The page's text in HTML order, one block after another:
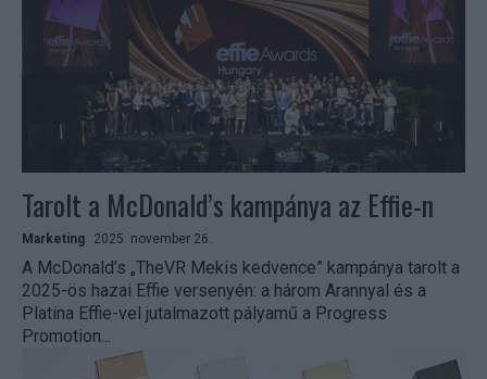
Tarolt a McDonald’s kampánya az Effie-n
Marketing 2025. november 26.
A McDonald’s „TheVR Mekis kedvence” kampánya tarolt a
2025-ös hazai Effie versenyén: a három Arannyal és a
Platina Effie-vel jutalmazott pályamű a Progress
Promotion...